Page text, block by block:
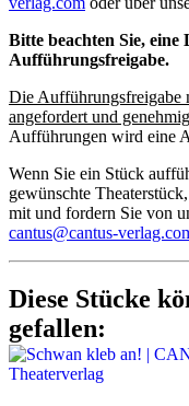
Bitte beachten Sie, eine
Aufführungsfreigabe.
Die
angefordert und
Aufführungen wird eine
Wenn Sie ein Stück
gewünschte
mit und fordern Sie von
cantus@cantus-
Diese Stücke
gefallen: